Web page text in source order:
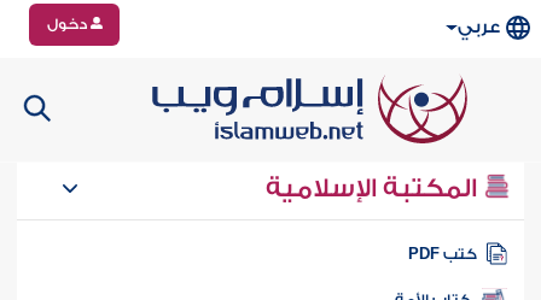
عربي دخول
المكتبة الإسلامية
كتب PDF